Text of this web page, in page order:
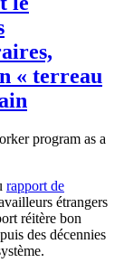
« terreau
rapport de
étrangers
réitère bon
des décennies